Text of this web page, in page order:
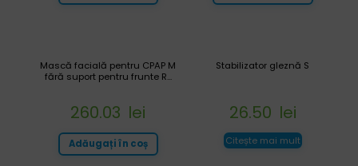
Stabilizator gleznă S
26.50 lei
Citește mai mult
Mască facială pentru CPAP M
fără suport pentru frunte R...
260.03 lei
Adăugați în coș